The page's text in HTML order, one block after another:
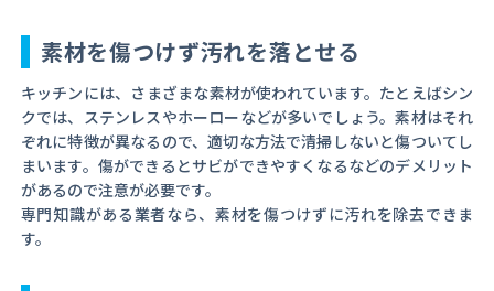
素材を傷つけず汚れを落とせる
キッチンには、さまざまな素材が使われています。たとえばシン
クでは、ステンレスやホーローなどが多いでしょう。素材はそれ
ぞれに特徴が異なるので、適切な方法で清掃しないと傷ついてし
まいます。傷ができるとサビができやすくなるなどのデメリット
があるので注意が必要です。
専門知識がある業者なら、素材を傷つけずに汚れを除去できま
す。